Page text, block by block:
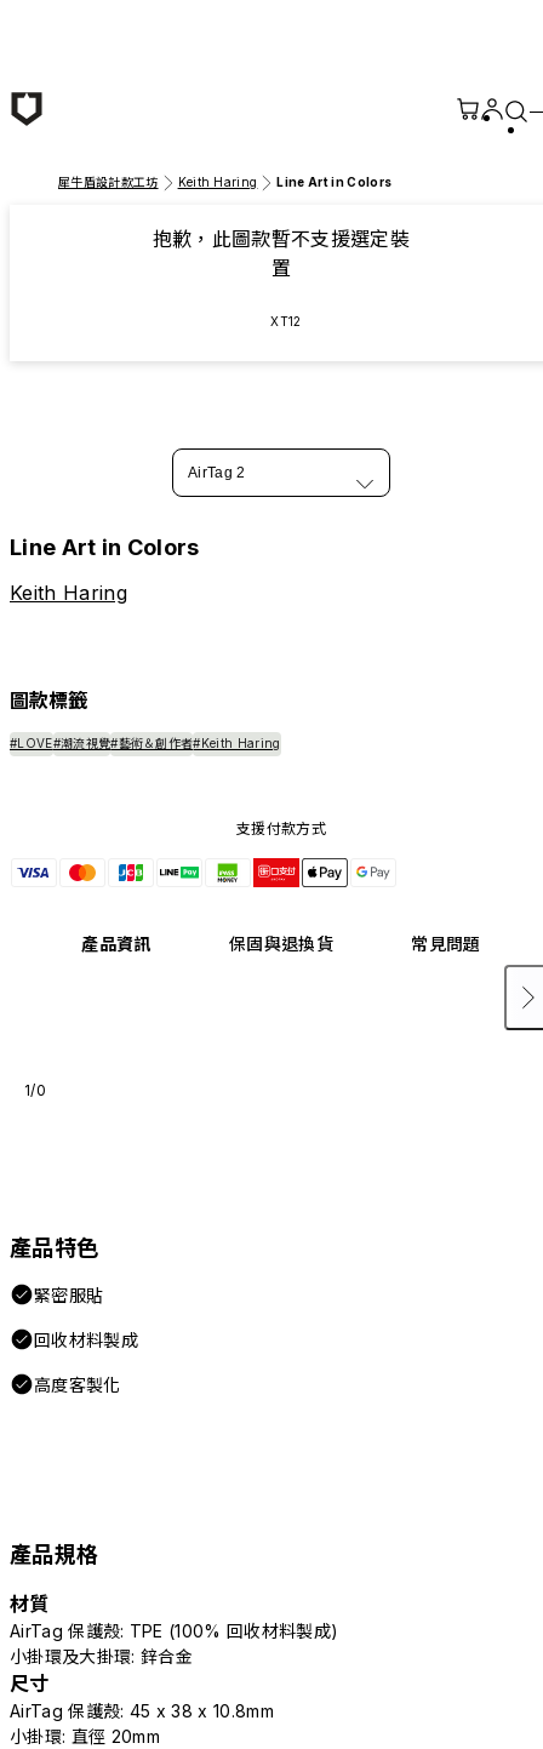
犀牛盾設計款工坊 Keith Haring Line Art in Colors
抱歉，此圖款暫不支援選定裝
置
XT12
AirTag 2
Line Art in Colors
Keith Haring
圖款標籤
#LOVE#潮流視覺#藝術＆創作者#Keith Haring
支援付款方式
產品資訊 保固與退換貨 常見問題
1/0
產品特色
緊密服貼
回收材料製成
高度客製化
產品規格
材質
AirTag 保護殼: TPE (100% 回收材料製成)
小掛環及大掛環: 鋅合金
尺寸
AirTag 保護殼: 45 x 38 x 10.8mm
小掛環: 直徑 20mm